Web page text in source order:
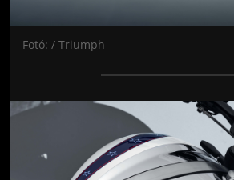
Fotó: / Triumph
Jön még kép!